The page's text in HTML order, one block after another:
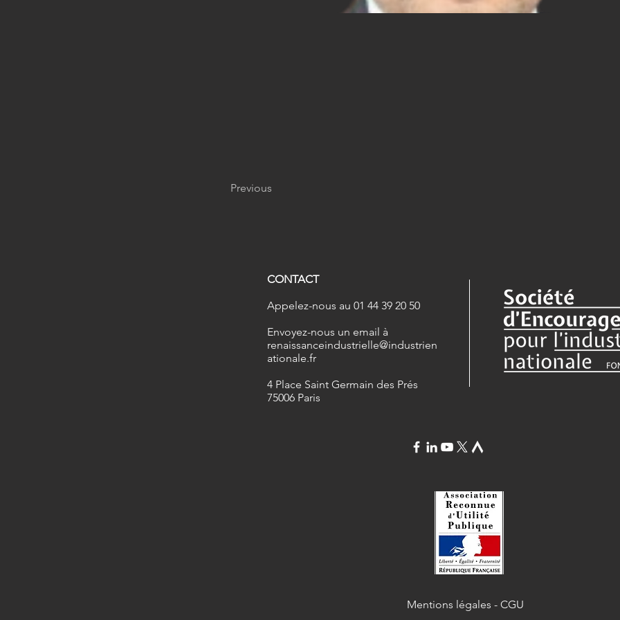
Previous
CONTACT
Appelez-nous au 01 44 39 20 50
​Envoyez-nous un email à
renaissanceindustrielle@industrien
ationale.fr
4 Place Saint Germain des Prés
75006 Paris
Mentions légales - CGU